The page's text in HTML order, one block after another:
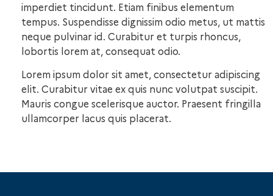
imperdiet tincidunt. Etiam finibus elementum
tempus. Suspendisse dignissim odio metus, ut mattis
neque pulvinar id. Curabitur et turpis rhoncus,
lobortis lorem at, consequat odio.
Lorem ipsum dolor sit amet, consectetur adipiscing
elit. Curabitur vitae ex quis nunc volutpat suscipit.
Mauris congue scelerisque auctor. Praesent fringilla
ullamcorper lacus quis placerat.